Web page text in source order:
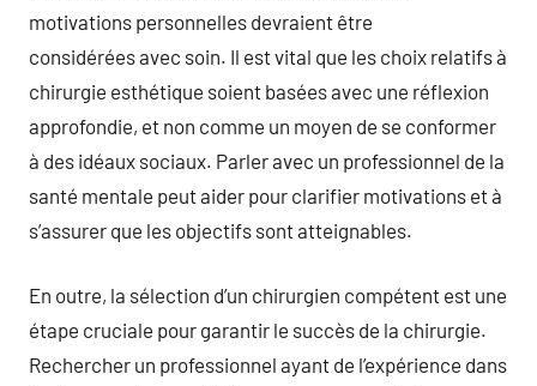
motivations personnelles devraient être
considérées avec soin. Il est vital que les choix relatifs à
chirurgie esthétique soient basées avec une réflexion
approfondie, et non comme un moyen de se conformer
à des idéaux sociaux. Parler avec un professionnel de la
santé mentale peut aider pour clarifier motivations et à
s’assurer que les objectifs sont atteignables.
En outre, la sélection d’un chirurgien compétent est une
étape cruciale pour garantir le succès de la chirurgie.
Rechercher un professionnel ayant de l’expérience dans